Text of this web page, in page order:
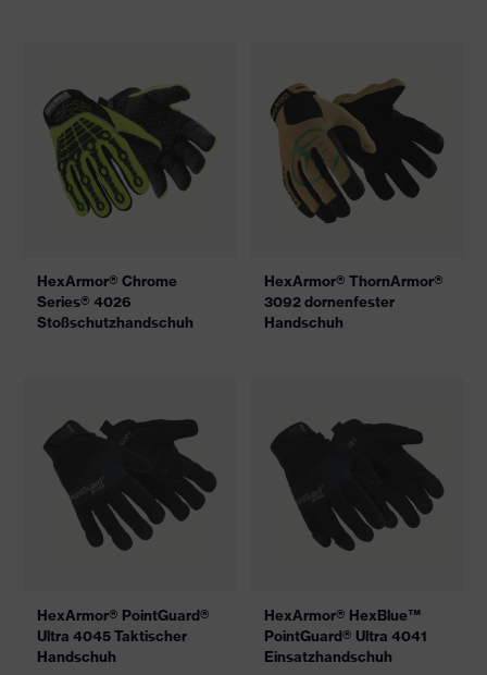
HexArmor® Chrome
Series® 4026
Stoßschutzhandschuh
HexArmor® ThornArmor®
3092 dornenfester
Handschuh
HexArmor® PointGuard®
Ultra 4045 Taktischer
Handschuh
HexArmor® HexBlue™
PointGuard® Ultra 4041
Einsatzhandschuh